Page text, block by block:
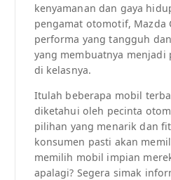
kenyamanan dan gaya
pengamat otomotif, Mazda
performa yang tangguh
yang membuatnya
di kelasnya.
Itulah beberapa mobil
diketahui oleh pecinta
pilihan yang menarik dan
konsumen pasti akan
memilih mobil impian
apalagi? Segera simak